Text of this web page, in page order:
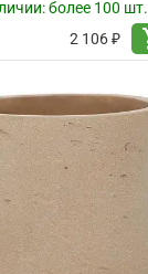
более 100 шт.
2 106 ₽